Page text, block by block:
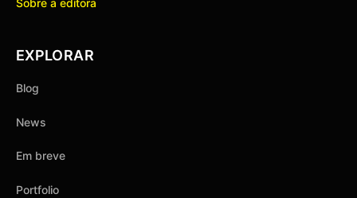
Sobre a editora
EXPLORAR
Blog
News
Em breve
Portfolio